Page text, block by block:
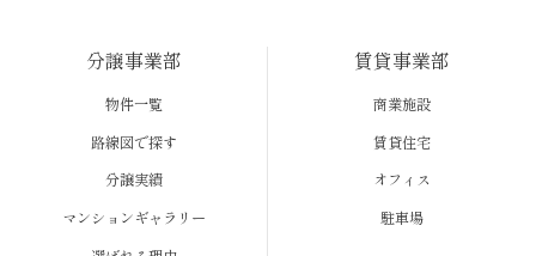
分譲事業部
物件一覧
路線図で探す
分譲実績
マンションギャラリー
賃貸事業部
商業施設
賃貸住宅
オフィス
駐車場